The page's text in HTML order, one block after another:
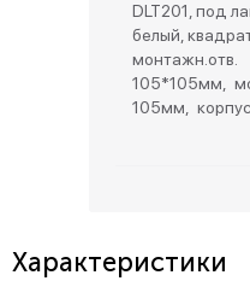
DLT201, под
белый,
монтажн.отв.
105*105мм,
105мм,
Характеристики